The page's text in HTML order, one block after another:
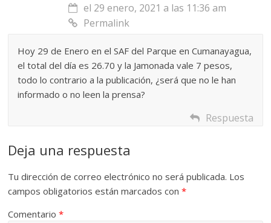
el 29 enero, 2021 a las 11:36 am
Permalink
Hoy 29 de Enero en el SAF del Parque en Cumanayagua,
el total del día es 26.70 y la Jamonada vale 7 pesos,
todo lo contrario a la publicación, ¿será que no le han
informado o no leen la prensa?
Respuesta
Deja una respuesta
Tu dirección de correo electrónico no será publicada. Los
campos obligatorios están marcados con*
Comentario*